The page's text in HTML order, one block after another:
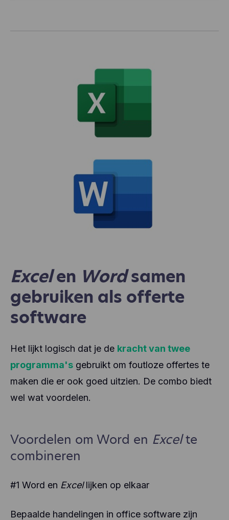
Excelen Wordsamen
gebruiken als offerte
software
Het lijkt logisch dat je de kracht van twee
programma's gebruikt om foutloze offertes te
maken die er ook goed uitzien. De combo biedt
wel wat voordelen.
Voordelen om Word en Excelte
combineren
#1 Word en Excellijken op elkaar
Bepaalde handelingen in office software zijn